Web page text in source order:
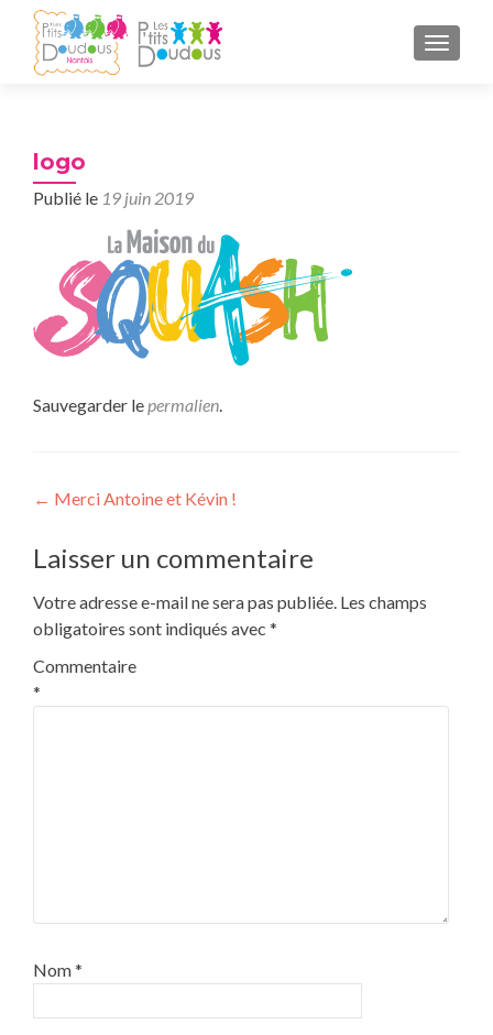
logo
Publié le 19 juin 2019
Sauvegarder lepermalien.
Navigation
de
l’article
← Merci Antoine et Kévin !
Laisser un commentaire
Votre adresse e-mail ne sera pas publiée. Les champs
obligatoires sont indiqués avec *
Commentaire
*
Nom*